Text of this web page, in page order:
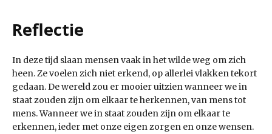
Reflectie
In deze tijd slaan mensen vaak in het wilde weg om zich
heen. Ze voelen zich niet erkend, op allerlei vlakken tekort
gedaan. De wereld zou er mooier uitzien wanneer we in
staat zouden zijn om elkaar te herkennen, van mens tot
mens. Wanneer we in staat zouden zijn om elkaar te
erkennen, ieder met onze eigen zorgen en onze wensen.